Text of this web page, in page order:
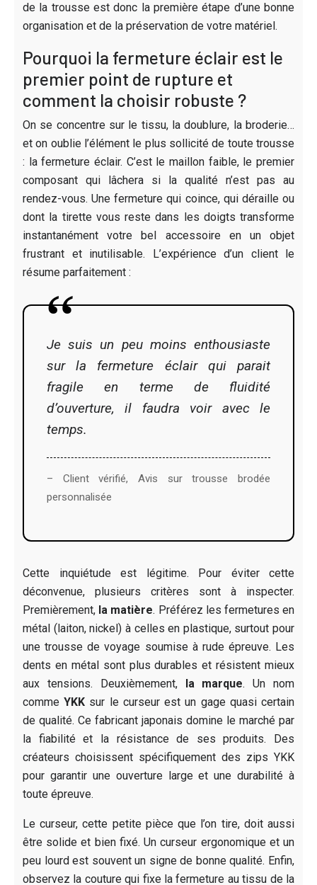
de la trousse est donc la première étape d’une bonne
organisation et de la préservation de votre matériel.
Pourquoi la fermeture éclair est le
premier point de rupture et
comment la choisir robuste ?
On se concentre sur le tissu, la doublure, la broderie…
et on oublie l’élément le plus sollicité de toute trousse
: la fermeture éclair. C’est le maillon faible, le premier
composant qui lâchera si la qualité n’est pas au
rendez-vous. Une fermeture qui coince, qui déraille ou
dont la tirette vous reste dans les doigts transforme
instantanément votre bel accessoire en un objet
frustrant et inutilisable. L’expérience d’un client le
résume parfaitement :
Je suis un peu moins enthousiaste
sur la fermeture éclair qui parait
fragile en terme de fluidité
d’ouverture, il faudra voir avec le
temps.
– Client vérifié, Avis sur trousse brodée
personnalisée
Cette inquiétude est légitime. Pour éviter cette
déconvenue, plusieurs critères sont à inspecter.
Premièrement, la matière. Préférez les fermetures en
métal (laiton, nickel) à celles en plastique, surtout pour
une trousse de voyage soumise à rude épreuve. Les
dents en métal sont plus durables et résistent mieux
aux tensions. Deuxièmement, la marque. Un nom
commeYKK sur le curseur est un gage quasi certain
de qualité. Ce fabricant japonais domine le marché par
la fiabilité et la résistance de ses produits. Des
créateurs choisissent spécifiquement des zips YKK
pour garantir une ouverture large et une durabilité à
toute épreuve.
Le curseur, cette petite pièce que l’on tire, doit aussi
être solide et bien fixé. Un curseur ergonomique et un
peu lourd est souvent un signe de bonne qualité. Enfin,
observez la couture qui fixe la fermeture au tissu de la